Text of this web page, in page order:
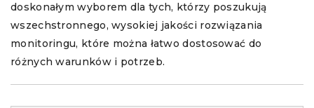
doskonałym wyborem dla tych, którzy poszukują
wszechstronnego, wysokiej jakości rozwiązania
monitoringu, które można łatwo dostosować do
różnych warunków i potrzeb.